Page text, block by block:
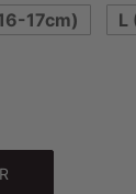
17cm) L